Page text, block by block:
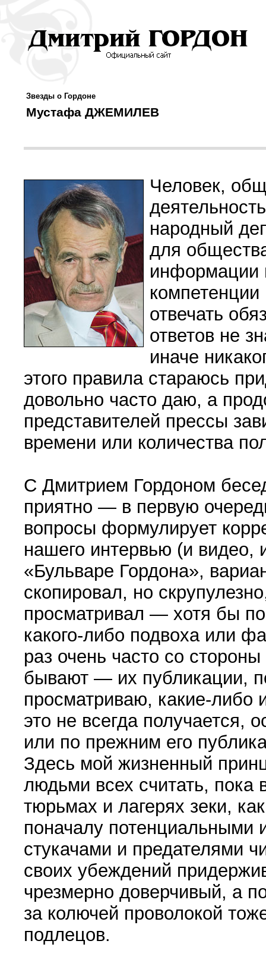
Звезды о Гордоне
Мустафа ДЖЕМИЛЕВ
Человек,
народный
для
информации
отвечать
ответов не
иначе
этого правила стараюсь
довольно час­то даю, а
представителей прессы
времени или количества
С Дмитрием Гордоном
приятно — в первую
вопросы формулирует
нашего интервью (и
«Бульваре Гордона»,
скопировал, но
просматривал — хотя бы
какого-либо подвоха или
раз очень часто со
бывают — их публикации,
просматриваю, какие-либо
это не всегда получается,
или по прежним его
Здесь мой жизненный
людьми всех считать, пока
тюрьмах и лагерях зеки,
поначалу потенциальными
стукачами и предателями
своих убеждений
чрезмерно доверчивый, а
за колючей проволокой
подлецов.